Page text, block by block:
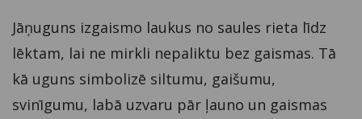
Jāņuguns izgaismo laukus no saules rieta līdz
lēktam, lai ne mirkli nepaliktu bez gaismas. Tā
kā uguns simbolizē siltumu, gaišumu,
svinīgumu, labā uzvaru pār ļauno un gaismas